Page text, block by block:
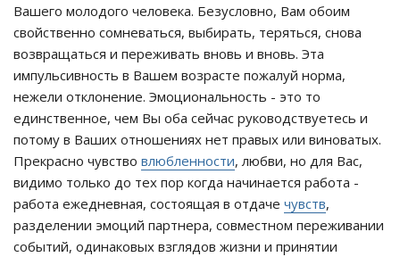
Вашего молодого человека. Безусловно, Вам обоим
свойственно сомневаться, выбирать, теряться, снова
возвращаться и переживать вновь и вновь. Эта
импульсивность в Вашем возрасте пожалуй норма,
нежели отклонение. Эмоциональность - это то
единственное, чем Вы оба сейчас руководствуетесь и
потому в Ваших отношениях нет правых или виноватых.
Прекрасно чувство влюбленности, любви, но для Вас,
видимо только до тех пор когда начинается работа -
работа ежедневная, состоящая в отдаче чувств,
разделении эмоций партнера, совместном переживании
событий, одинаковых взглядов жизни и принятии